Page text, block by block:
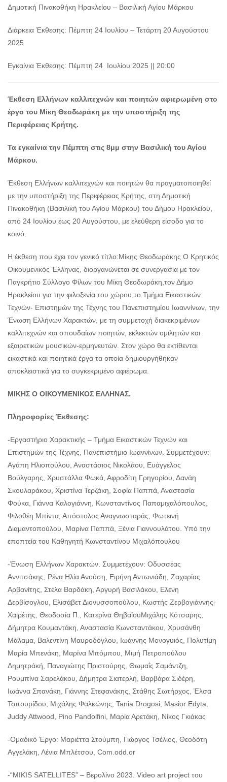
Δημοτική Πινακοθήκη Ηρακλείου – Βασιλική Αγίου Μάρκου
Διάρκεια Έκθεσης: Πέμπτη 24 Ιουλίου – Τετάρτη 20 Αυγούστου
2025
Εγκαίνια Έκθεσης: Πέμπτη 24 Ιουλίου 2025 || 20:00
Έκθεση Ελλήνων καλλιτεχνών και ποιητών αφιερωμένη στο
έργο του Μίκη Θεοδωράκη με την υποστήριξη της
Περιφέρειας Κρήτης.
Τα εγκαίνια την Πέμπτη στις 8μμ στην Βασιλική του Αγίου
Μάρκου.
Έκθεση Ελλήνων καλλιτεχνών και ποιητών θα πραγματοποιηθεί
με την υποστήριξη της Περιφέρειας Κρήτης, στη Δημοτική
Πινακοθήκη (Βασιλική του Αγίου Μάρκου) του Δήμου Ηρακλείου,
από 24 Ιουλίου έως 20 Αυγούστου, με ελεύθερη είσοδο για το
κοινό.
Η έκθεση που έχει τον γενικό τίτλο:Mίκης Θεοδωράκης Ο Κρητικός
Οικουμενικός Έλληνας, διοργανώνεται σε συνεργασία με τον
Παγκρήτιο Σύλλογο Φίλων του Μίκη Θεοδωράκη,τον Δήμο
Ηρακλείου για την φιλοξενία του χώρου,το Τμήμα Εικαστικών
Τεχνών- Επιστημών της Τέχνης του Πανεπιστημίου Ιωαννίνων, την
Ένωση Ελλήνων Χαρακτών, με τη συμμετοχή διακεκριμένων
καλλιτεχνών και σπουδαίων ποιητών, εκλεκτών ομιλητών και
εξαιρετικών μουσικών-ερμηνευτών. Στον χώρο θα εκτίθενται
εικαστικά και ποιητικά έργα τα οποία δημιουργήθηκαν
αποκλειστικά για το συγκεκριμένο αφιέρωμα.
ΜΙΚΗΣ Ο ΟΙΚΟΥΜΕΝΙΚΟΣ ΕΛΛΗΝΑΣ.
Πληροφορίες Έκθεσης:
-Εργαστήριο Χαρακτικής – Τμήμα Εικαστικών Τεχνών και
Επιστημών της Τέχνης, Πανεπιστήμιο Ιωαννίνων. Συμμετέχουν:
Αγάπη Ηλιοπούλου, Αναστάσιος Νικολάου, Ευάγγελος
Βούλγαρης, Χρυστάλλα Φωκά, Αφροδίτη Γρηγορίου, Δανάη
Σκουλαράκου, Χριστίνα Τερζάκη, Σοφία Παππά, Αναστασία
Φούκα, Γιάννα Καλογιάννη, Κωνσταντίνος Παπαμιχαλόπουλος,
Φιλοθέη Μπίντα, Απόστολος Αναγνωσταράς, Φωτεινή
Διαμαντοπούλου, Μαρίνα Παππά, Ξένια Γιαννουλάτου. Υπό την
εποπτεία του Καθηγητή Κωνσταντίνου Μιχαλόπουλου
-Ένωση Ελλήνων Χαρακτών. Συμμετέχουν: Οδυσσέας
Αννιτσάκης, Ρένα Ηλία Ανούση, Ειρήνη Αντωνιάδη, Ζαχαρίας
Αρβανίτης, Στέλα Βαρδάκη, Αργυρή Βασιλάκου, Ελένη
Δερβίσογλου, Ελισάβετ Διονυσσοπούλου, Κωστής Ζερβογιάννης-
Χαιρέτης, Θεοδοσία Π., Κατερίνα ΘηβαίουΜιχάλης Κότσαρης,
Δήμητρα Κουμαντάκη, Αναστασία Κωνσταντάκου, Χρυσάνθη
Μάλαμα, Βαλεντίνη Μαυροδόγλου, Ιωάννης Μονογυιός, Πολυτίμη
Μαρία Μπενάκη, Μαρίνα Μπόμπου, Μιμή Πετροπούλου
Δημητράκή, Παναγιώτης Πριστούρης, Θωμαΐς Σαμάντζη,
Ρουμπίνα Σαρελάκου, Δήμητρα Σιατερλή, Βαρβάρα Σιδέρη,
Ιωάννα Σπανάκη, Γιάννης Στεφανάκης, Στάθης Σωτήρχος, Έλσα
Τσιτουρίδου, Μιχάλης Φαλκώνης, Tania Drogosi, Masior Edyta,
Juddy Attwood, Pino Pandolfini, Μαρία Αρετάκη, Νίκος Γκιάκας
-Ομαδικό Έργο: Μαριέττα Στούμπη, Γιώργος Τσέλιος, Θεοδότη
Αγγελάκη, Λένια Μπλέτσου, Com.odd.or
-“MIKIS SATELLITES” – Βερολίνο 2023. Video art project του